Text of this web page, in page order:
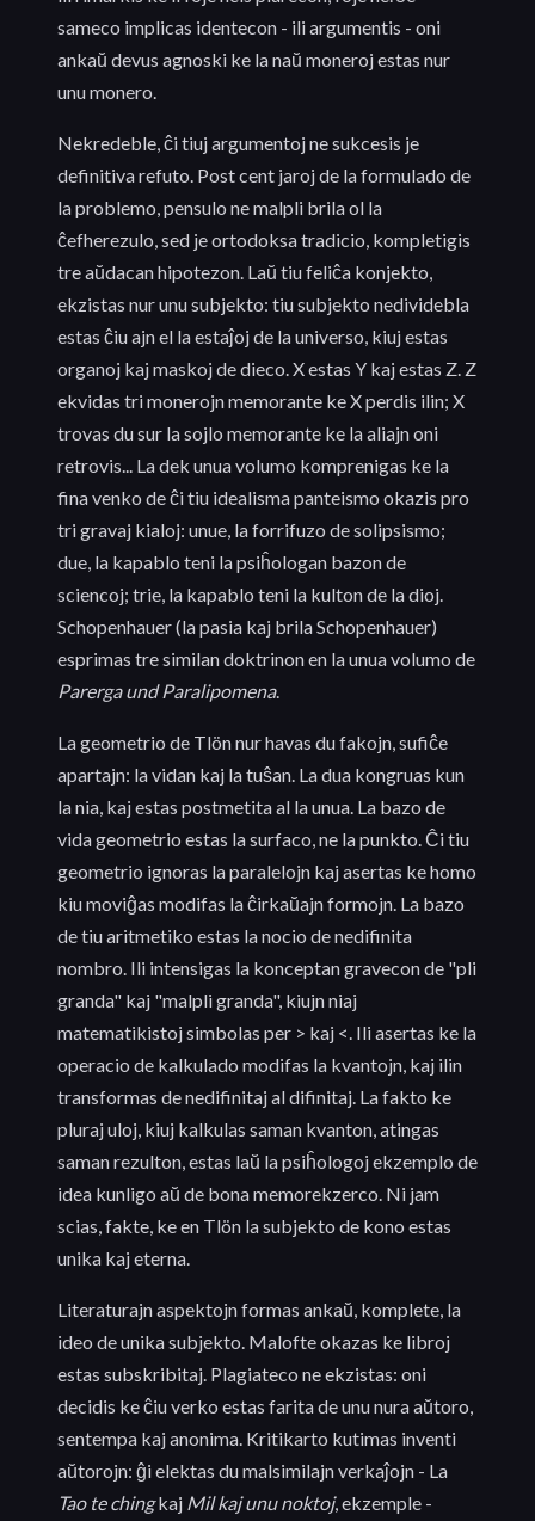
sameco implicas identecon - ili argumentis - oni
ankaŭ devus agnoski ke la naŭ moneroj estas nur
unu monero.
Nekredeble, ĉi tiuj argumentoj ne sukcesis je
definitiva refuto. Post cent jaroj de la formulado de
la problemo, pensulo ne malpli brila ol la
ĉefherezulo, sed je ortodoksa tradicio, kompletigis
tre aŭdacan hipotezon. Laŭ tiu feliĉa konjekto,
ekzistas nur unu subjekto: tiu subjekto nedividebla
estas ĉiu ajn el la estaĵoj de la universo, kiuj estas
organoj kaj maskoj de dieco. X estas Y kaj estas Z. Z
ekvidas tri monerojn memorante ke X perdis ilin; X
trovas du sur la sojlo memorante ke la aliajn oni
retrovis... La dek unua volumo komprenigas ke la
fina venko de ĉi tiu idealisma panteismo okazis pro
tri gravaj kialoj: unue, la forrifuzo de solipsismo;
due, la kapablo teni la psiĥologan bazon de
sciencoj; trie, la kapablo teni la kulton de la dioj.
Schopenhauer (la pasia kaj brila Schopenhauer)
esprimas tre similan doktrinon en la unua volumo de
Parerga und Paralipomena.
La geometrio de Tlön nur havas du fakojn, sufiĉe
apartajn: la vidan kaj la tuŝan. La dua kongruas kun
la nia, kaj estas postmetita al la unua. La bazo de
vida geometrio estas la surfaco, ne la punkto. Ĉi tiu
geometrio ignoras la paralelojn kaj asertas ke homo
kiu moviĝas modifas la ĉirkaŭajn formojn. La bazo
de tiu aritmetiko estas la nocio de nedifinita
nombro. Ili intensigas la konceptan gravecon de "pli
granda" kaj "malpli granda", kiujn niaj
matematikistoj simbolas per > kaj <. Ili asertas ke la
operacio de kalkulado modifas la kvantojn, kaj ilin
transformas de nedifinitaj al difinitaj. La fakto ke
pluraj uloj, kiuj kalkulas saman kvanton, atingas
saman rezulton, estas laŭ la psiĥologoj ekzemplo de
idea kunligo aŭ de bona memorekzerco. Ni jam
scias, fakte, ke en Tlön la subjekto de kono estas
unika kaj eterna.
Literaturajn aspektojn formas ankaŭ, komplete, la
ideo de unika subjekto. Malofte okazas ke libroj
estas subskribitaj. Plagiateco ne ekzistas: oni
decidis ke ĉiu verko estas farita de unu nura aŭtoro,
sentempa kaj anonima. Kritikarto kutimas inventi
aŭtorojn: ĝi elektas du malsimilajn verkaĵojn - La
Tao te chingkaj Mil kaj unu noktoj, ekzemple -